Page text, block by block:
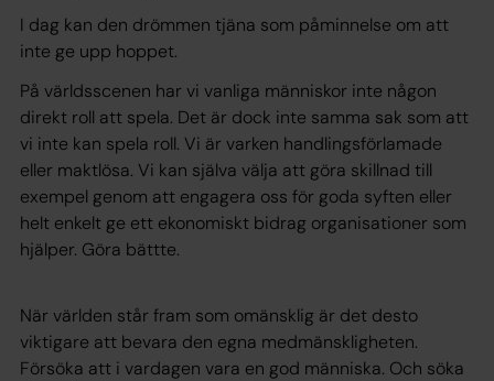
I dag kan den drömmen tjäna som påminnelse om att
inte ge upp hoppet.
På världsscenen har vi vanliga människor inte någon
direkt roll att spela. Det är dock inte samma sak som att
vi inte kan spela roll. Vi är varken handlingsförlamade
eller maktlösa. Vi kan själva välja att göra skillnad till
exempel genom att engagera oss för goda syften eller
helt enkelt ge ett ekonomiskt bidrag organisationer som
hjälper. Göra bättte.
När världen står fram som omänsklig är det desto
viktigare att bevara den egna medmänskligheten.
Försöka att i vardagen vara en god människa. Och söka